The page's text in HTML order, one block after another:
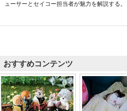
ューサーとセイコー担当者が魅力を解説する。
おすすめコンテンツ